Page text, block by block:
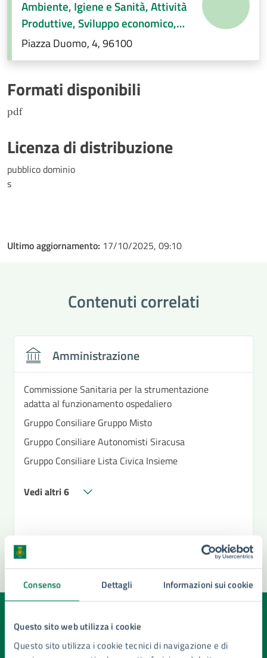
Consenso Dettagli Informazioni sui cookie
Questo sito web utilizza i cookie
Questo sito utilizza i cookie tecnici di navigazione e di
Ambiente, Igiene e Sanità, Attività
Produttive, Sviluppo economico,
Regolamenti di competenza.
Piazza Duomo, 4, 96100
Formati disponibili
pdf
Licenza di distribuzione
pubblico dominio
s
Ultimo aggiornamento: 17/10/2025, 09:10
Contenuti correlati
Amministrazione
Commissione Sanitaria per la strumentazione
adatta al funzionamento ospedaliero
Gruppo Consiliare Gruppo Misto
Gruppo Consiliare Autonomisti Siracusa
Gruppo Consiliare Lista Civica Insieme
Vedi altri 6
Quanto sono chiare le informazioni su questa
pagina?